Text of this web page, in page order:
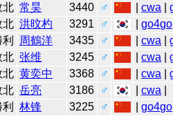
北 常昊 3440 ♂ |cwa |
北 洪旼杓 3291 ♂ |go4go
周鶴洋 3435 ♂ |cwa |
北 张维 3245 ♂ |cwa |
北 黄奕中 3368 ♂ |cwa |
北 岳亮 3186 ♂ |cwa
林锋 3225 ♂ |go4go